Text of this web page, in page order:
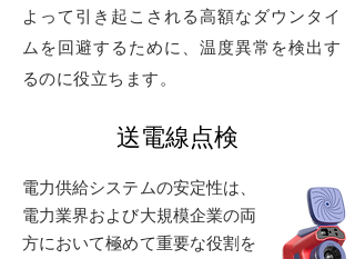
よって引き起こされる高額なダウンタイ
ムを回避するために、温度異常を検出す
るのに役立ちます。
送電線点検
電力供給システムの安定性は、
電力業界および大規模企業の両
方において極めて重要な役割を